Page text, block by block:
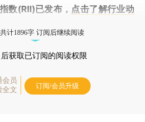
数(RII)已发布， 点击了解行业动
计1896字 订阅后继续阅读
后获取已订阅的阅读权限
会员
全文
订阅/会员升级